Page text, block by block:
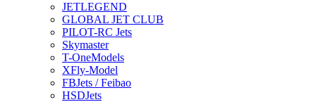
JETLEGEND
GLOBAL JET CLUB
PILOT-RC Jets
Skymaster
T-OneModels
XFly-Model
FBJets / Feibao
HSDJets